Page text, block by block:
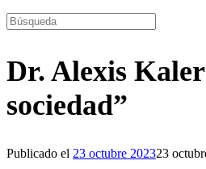
Buscar:
Dr. Alexis
sociedad”
Publicado el 23 octubre 202323